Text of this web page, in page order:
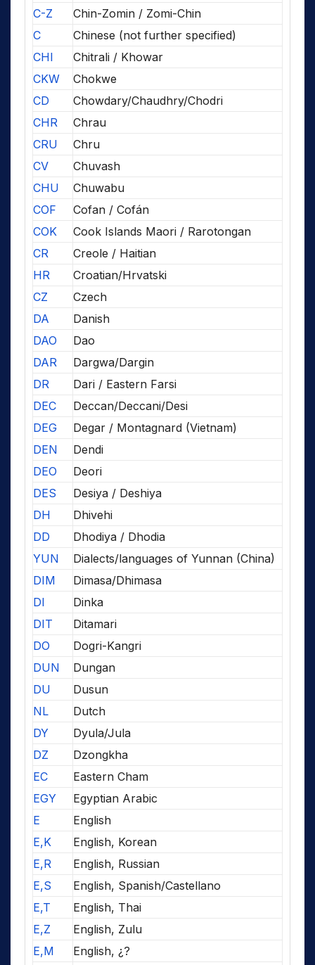
C-Z
Chin-Zomin / Zomi-Chin
C
Chinese (not further specified)
CHI
Chitrali / Khowar
CKW
Chokwe
CD
Chowdary/Chaudhry/Chodri
CHR
Chrau
CRU
Chru
CV
Chuvash
CHU
Chuwabu
COF
Cofan / Cofán
COK
Cook Islands Maori / Rarotongan
CR
Creole / Haitian
HR
Croatian/Hrvatski
CZ
Czech
DA
Danish
DAO
Dao
DAR
Dargwa/Dargin
DR
Dari / Eastern Farsi
DEC
Deccan/Deccani/Desi
DEG
Degar / Montagnard (Vietnam)
DEN
Dendi
DEO
Deori
DES
Desiya / Deshiya
DH
Dhivehi
DD
Dhodiya / Dhodia
YUN
Dialects/languages of Yunnan (China)
DIM
Dimasa/Dhimasa
DI
Dinka
DIT
Ditamari
DO
Dogri-Kangri
DUN
Dungan
DU
Dusun
NL
Dutch
DY
Dyula/Jula
DZ
Dzongkha
EC
Eastern Cham
EGY
Egyptian Arabic
E
English
E,K
English, Korean
E,R
English, Russian
E,S
English, Spanish/Castellano
E,T
English, Thai
E,Z
English, Zulu
E,M
English, ¿?